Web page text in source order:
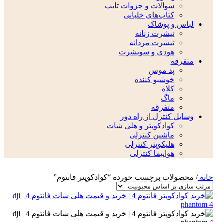
سوالات و جزوات تایپ
کتاب‌های خلبانی
لباس و پوشاک
تیشرت زنانه
تیشرت مردانه
هودی و سویشرت
متفرقه
پد موس
خوشبو کننده
کلاه
ماگ
متفرقه
وسایل کنترل از راه دور
کوادکوپتر و هلی شات
ماشین کنترلی
هلیکوپتر کنترلی
هواپیما کنترلی
خانه/ محصولات برچسب خورده “کوادکوپتر فانتوم”